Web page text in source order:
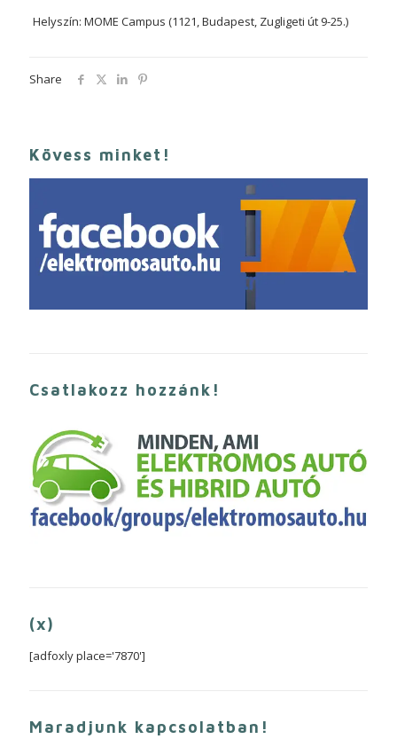
Helyszín: MOME Campus (1121, Budapest, Zugligeti út 9-25.)
Share
Kövess minket!
Csatlakozz hozzánk!
(x)
[adfoxly place='7870']
Maradjunk kapcsolatban!